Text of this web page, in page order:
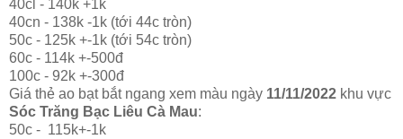
40cl - 140k +1k
40cn - 138k -1k (tới 44c tròn)
50c - 125k +-1k (tới 54c tròn)
60c - 114k +-500đ
100c - 92k +-300đ
Giá thẻ ao bạt bắt ngang xem màu ngày 11/11/2022 khu vực
Sóc Trăng Bạc Liêu Cà Mau:
50c - 115k+-1k